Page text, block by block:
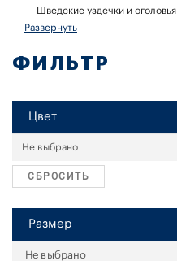
Шведские уздечки и оголовья
Развернуть
ФИЛЬТР
Цвет
СБРОСИТЬ
Размер